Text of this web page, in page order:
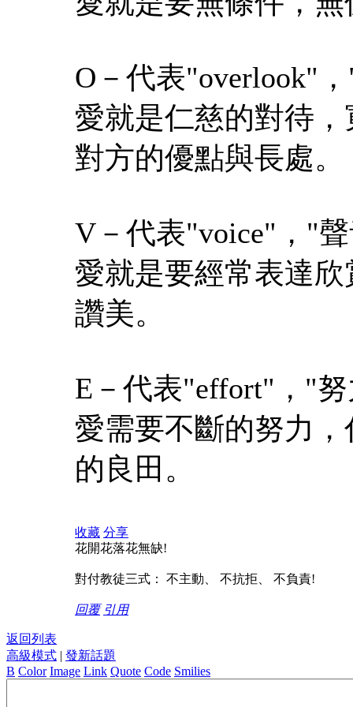
O－代表"overlook"
愛就是仁慈的對待
對方的優點與長處。
V－代表"voice"，"
愛就是要經常表達
讚美。
E－代表"effort"，"
愛需要不斷的努力
的良田。
收藏 分享
花開花落花無缺!
對付教徒三式： 不主動、 不抗拒、 不負責!
回覆 引用
返回列表
高級模式 | 發新話題
B Color Image Link Quote Code Smilies